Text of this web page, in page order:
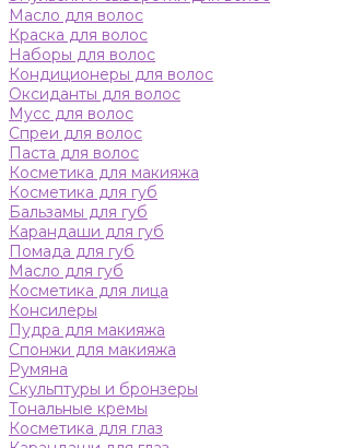
Масло для волос
Краска для волос
Наборы для волос
Кондиционеры для волос
Оксиданты для волос
Мусс для волос
Спреи для волос
Паста для волос
Косметика для макияжа
Косметика для губ
Бальзамы для губ
Карандаши для губ
Помада для губ
Масло для губ
Косметика для лица
Консилеры
Пудра для макияжа
Спонжи для макияжа
Румяна
Скульптуры и бронзеры
Тональные кремы
Косметика для глаз